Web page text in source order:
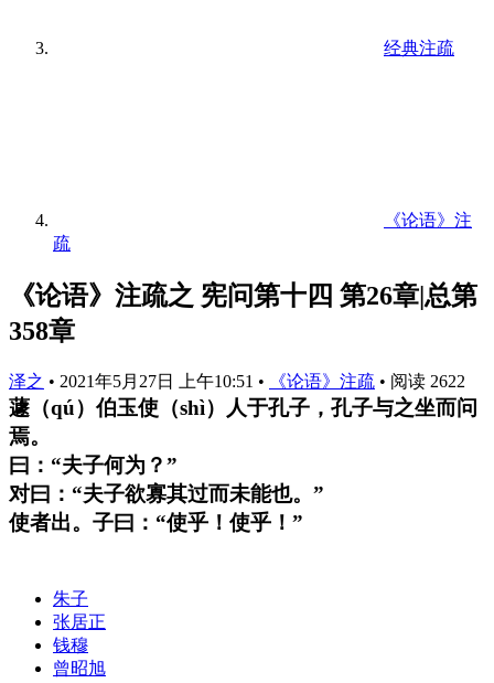
经典注疏
《论语》注
疏
《论语》注疏之 宪问第十四 第26章|总第
358章
泽之 • 2021年5月27日 上午10:51 • 《论语》注疏 • 阅读 2622
蘧（qú）伯玉使（shì）人于孔子，孔子与之坐而问
焉。
曰：“夫子何为？”
对曰：“夫子欲寡其过而未能也。”
使者出。子曰：“使乎！使乎！”
朱子
张居正
钱穆
曾昭旭